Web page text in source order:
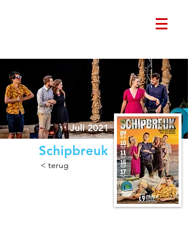
Juli 2021
Schipbreuk
< terug